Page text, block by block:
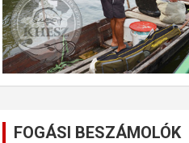
FOGÁSI BESZÁMOLÓK